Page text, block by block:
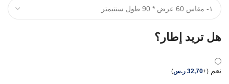
هل تريد إطار؟
نعم (
+
32,70 ر.س)